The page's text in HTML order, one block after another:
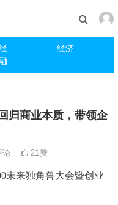
经济
归商业本质，带领企
论 21赞
未来独角兽大会暨创业